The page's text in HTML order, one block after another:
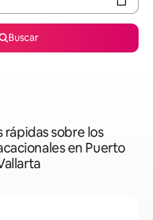
Buscar
rápidas sobre los
en Puerto